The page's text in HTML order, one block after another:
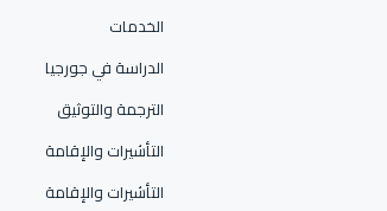
الخدمات
الدراسة في جورجيا
الترجمة والتوثيق
التأشيرات والإقامة
التأشيرات والإقامة